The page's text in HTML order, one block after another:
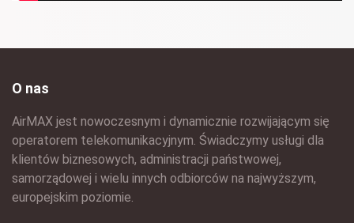
O nas
AirMAX jest nowoczesnym i dynamicznie rozwijającym się
operatorem telekomunikacyjnym. Świadczymy usługi dla
klientów biznesowych, administracji państwowej,
samorządowej i wielu innych odbiorców na najwyższym,
europejskim poziomie.